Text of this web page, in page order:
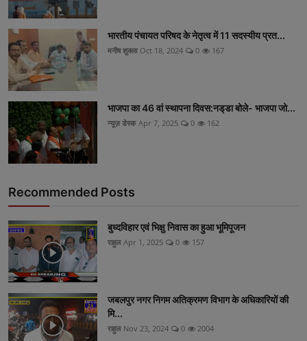
भारतीय पंचायत परिषद के नेतृत्व में 11 सदस्यीय प्रत...
मनीष शुक्ला Oct 18, 2024 0 167
भाजपा का 46 वां स्थापना दिवस:नड्‌डा बोले- भाजपा जो...
न्यूज़ डेस्क Apr 7, 2025 0 162
Recommended Posts
बुध्दविहार एवं भिक्षु निवास का हुआ भूमिपूजन
राहुल Apr 1, 2025 0 157
जबलपुर नगर निगम अतिक्रमण विभाग के अधिकारियों की
मि...
राहुल Nov 23, 2024 0 2004